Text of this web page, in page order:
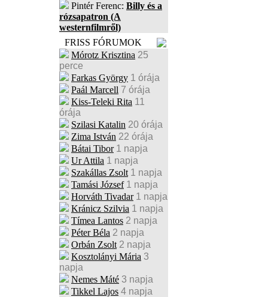
Pintér Ferenc: Billy és a
rózsapatron (A
westernfilmről)
FRISS FÓRUMOK
Mórotz Krisztina 25
perce
Farkas György 1 órája
Paál Marcell 7 órája
Kiss-Teleki Rita 11
órája
Szilasi Katalin 20 órája
Zima István 22 órája
Bátai Tibor 1 napja
Ur Attila 1 napja
Szakállas Zsolt 1 napja
Tamási József 1 napja
Horváth Tivadar 1 napja
Kránicz Szilvia 1 napja
Tímea Lantos 2 napja
Péter Béla 2 napja
Orbán Zsolt 2 napja
Kosztolányi Mária 3
napja
Nemes Máté 3 napja
Tikkel Lajos 4 napja